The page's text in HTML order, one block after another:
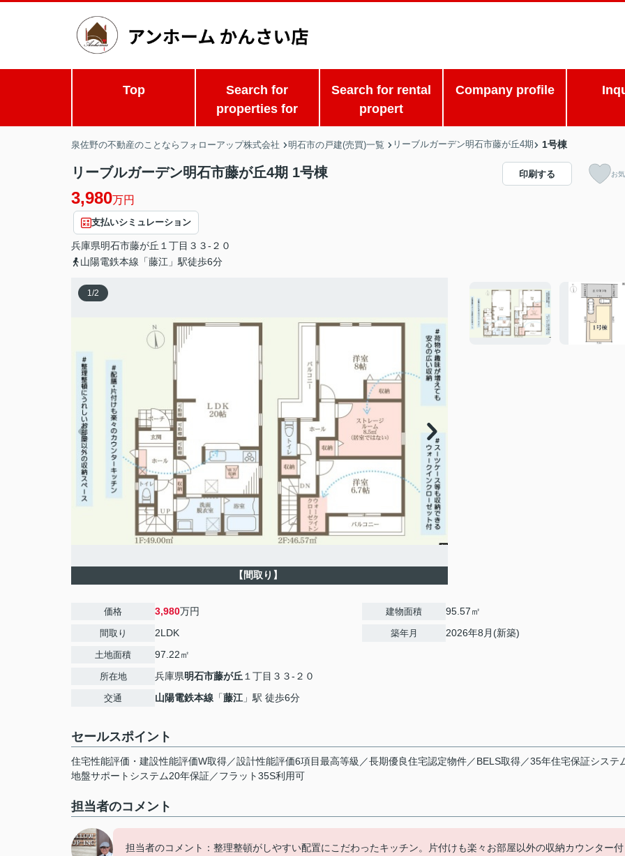
Top
Search for
properties for
Search for rental
propert
Company profile
泉佐野の不動産のことならフォローアップ株式会社 明石市の戸建(売買)一覧 リーブルガーデン明石市藤が丘4期 1号棟
リーブルガーデン明石市藤が丘4期 1号棟
3,980万円
支払いシミュレーション
兵庫県明石市藤が丘 １丁目３３-２０
山陽電鉄本線「藤江」駅徒歩6分
印刷する お
1/2
【間取り】
価格 3,980万円
間取り 2LDK
土地面積 97.22㎡
所在地 兵庫県明石市藤が丘 １丁目３３-２０
交通 山陽電鉄本線 「藤江 」駅 徒歩6分
建物面積 95.57㎡
築年月 2026年8月(新築)
セールスポイント
住宅性能評価・建設性能評価W取得／設計性能評価6項目最高等級／長期優良住宅認定物件／BELS取得／35年住宅保証システ
地盤サポートシステム20年保証／フラット35S利用可
担当者のコメント
担当者のコメント：整理整頓がしやすい配置にこだわったキッチン。片付けも楽々お部屋以外の収納カウンター付